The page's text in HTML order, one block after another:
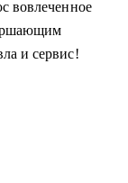
вовлеченное
и сервис!